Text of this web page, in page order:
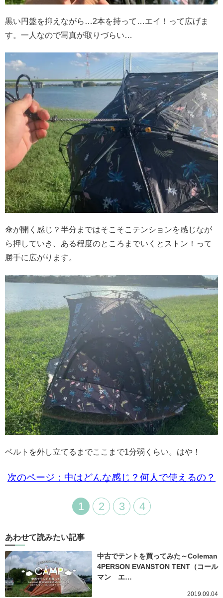
黒い円盤を抑えながら…2本を持って…エイ！って広げま
す。一人なので写真が取りづらい…
傘が開く感じ？半分まではそこそこテンションを感じなが
ら押していき、ある程度のところまでいくとストン！って
勝手に広がります。
ベルトを外し立てるまでここまで1分弱くらい。はや！
次のページ：中はどんな感じ？何人で使えるの？
1 2 3 4
あわせて読みたい記事
中古でテントを買ってみた～Coleman
4PERSON EVANSTON TENT（コール
マン エ…
2019.09.04